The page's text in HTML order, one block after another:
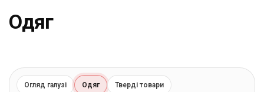
Галузі
Одяг
Огляд галузі Одяг Тверді товари